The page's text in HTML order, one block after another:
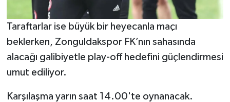
Taraftarlar ise büyük bir heyecanla maçı
beklerken, Zonguldakspor FK’nın sahasında
alacağı galibiyetle play-off hedefini güçlendirmesi
umut ediliyor.
Karşılaşma yarın saat 14.00'te oynanacak.